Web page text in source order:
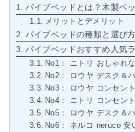
パイプベッドとは？木製ベ
メリットとデメリット
パイプベッドの種類と選び方
パイプベッドおすすめ人気
No1： ニトリ おしゃれ
No2： ロウヤ デスク＆
No3： ロウヤ コンセン
No4： ニトリ コンセン
No5： ロウヤ デスク＆
No6： ネルコ neruco 安